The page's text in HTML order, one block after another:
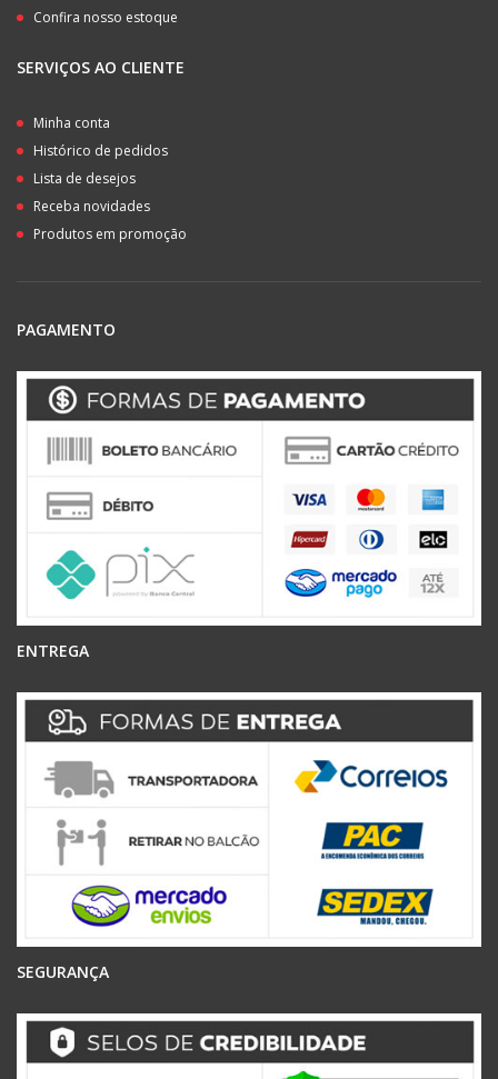
Confira nosso estoque
SERVIÇOS AO CLIENTE
Minha conta
Histórico de pedidos
Lista de desejos
Receba novidades
Produtos em promoção
PAGAMENTO
ENTREGA
SEGURANÇA